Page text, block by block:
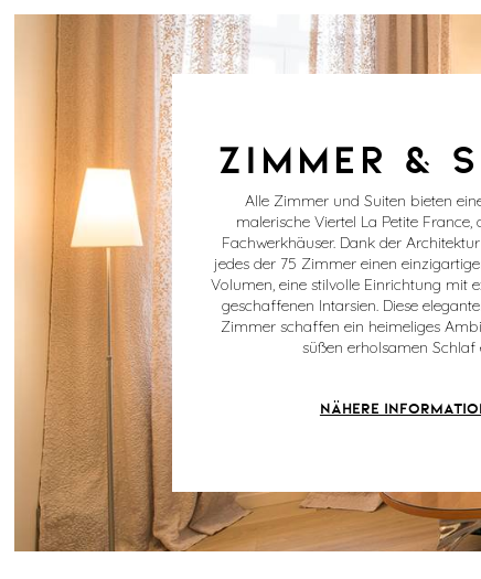
ZIMMER &
Alle Zimmer und Suiten bieten
malerische Viertel La Petite
Fachwerkhäuser. Dank der
jedes der 75 Zimmer einen
Volumen, eine stilvolle Einrichtung mit
geschaffenen Intarsien. Diese
Zimmer schaffen ein heimeliges
süßen erholsamen Schlaf
NÄHERE